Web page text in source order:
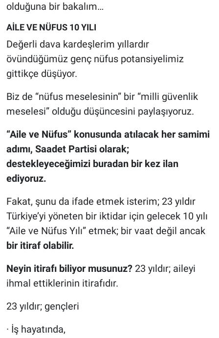
olduğuna bir bakalım…
AİLE VE NÜFUS 10 YILI
Değerli dava kardeşlerim yıllardır
övündüğümüz genç nüfus potansiyelimiz
gittikçe düşüyor.
Biz de “nüfus meselesinin” bir “milli güvenlik
meselesi” olduğu düşüncesini paylaşıyoruz.
“Aile ve Nüfus” konusunda atılacak her samimi
adımı, Saadet Partisi olarak;
destekleyeceğimizi buradan bir kez ilan
ediyoruz.
Fakat, şunu da ifade etmek isterim; 23 yıldır
Türkiye’yi yöneten bir iktidar için gelecek 10 yılı
“Aile ve Nüfus Yılı” etmek; bir vaat değil ancak
bir itiraf olabilir.
Neyin itirafı biliyor musunuz?23 yıldır; aileyi
ihmal ettiklerinin itirafıdır.
23 yıldır; gençleri
· İş hayatında,